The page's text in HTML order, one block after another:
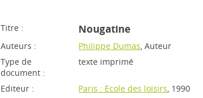
Titre : Nougatine
Auteurs : Philippe Dumas, Auteur
Type de
document :
texte imprimé
Editeur : Paris : Ecole des loisirs, 1990